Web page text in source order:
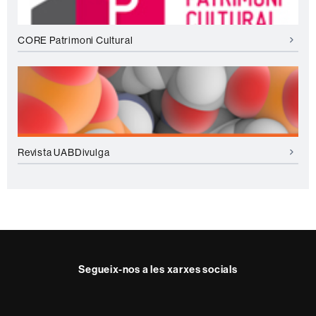
c
a
CORE Patrimoni Cultural
Revista UABDivulga
Segueix-nos a les xarxes socials